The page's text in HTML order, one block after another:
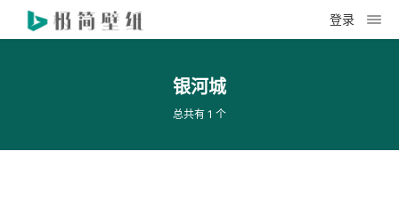
登录
银河城
总共有 1 个